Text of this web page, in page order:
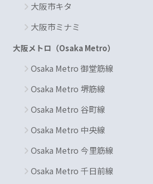
大阪市キタ
大阪市ミナミ
大阪メトロ（Osaka Metro）
Osaka Metro 御堂筋線
Osaka Metro 堺筋線
Osaka Metro 谷町線
Osaka Metro 中央線
Osaka Metro 今里筋線
Osaka Metro 千日前線